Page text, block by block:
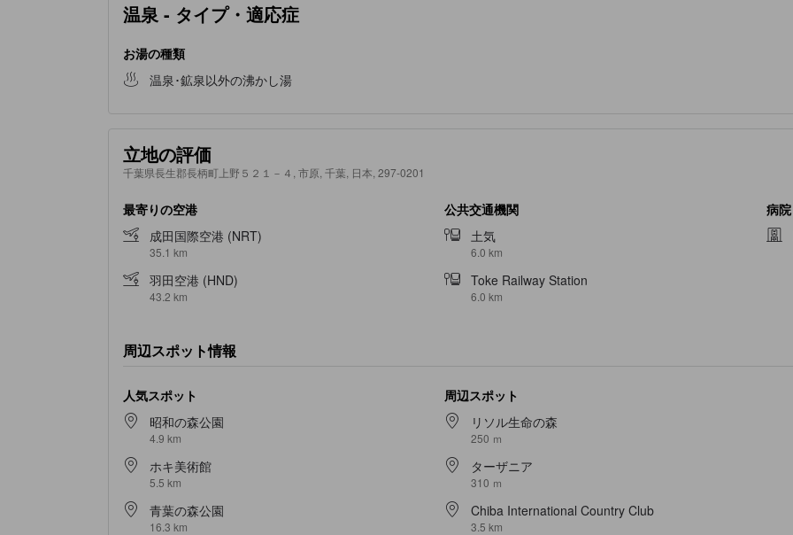
温泉 - タイプ・適応症
お湯の種類
温泉･鉱泉以外の沸かし湯
立地の評価
千葉県長生郡長柄町上野５２１－４, 市原, 千葉, 日本, 297-0201
最寄りの空港
成田国際空港 (NRT)
35.1 km
羽田空港 (HND)
43.2 km
公共交通機関
土気
6.0 km
Toke Railway Station
6.0 km
病
周辺スポット情報
人気スポット
昭和の森公園
4.9 km
ホキ美術館
5.5 km
青葉の森公園
16.3 km
周辺スポット
リソル生命の森
250 ｍ
ターザニア
310 ｍ
Chiba International Country Club
3.5 km